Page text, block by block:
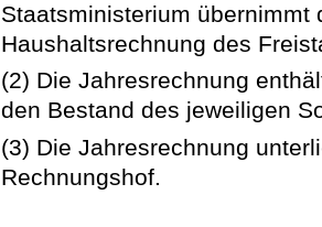
Staatsministerium übernimmt
Haushaltsrechnung des
(2) Die Jahresrechnung
den Bestand des jeweiligen
(3) Die Jahresrechnung
Rechnungshof.